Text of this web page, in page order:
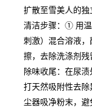
扩散至雪美人的独
清洁步骤：① 用
刺激）混合溶液
擦，去除洗涤剂
除味收尾：在尿
打天然吸附性去
尘器吸净粉末，避